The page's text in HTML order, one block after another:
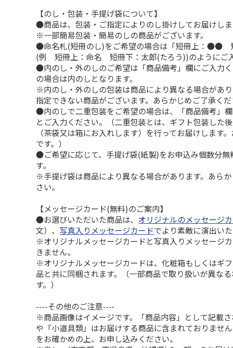
【のし・包装・手提げ袋について】
●商品は、包装・ご指定によりのし掛けしてお届けしま
※一部簡易包装・簡易のしの商品がございます。
●命名札(短冊のし)をご希望の場合は「短冊上：
(例 短冊上：命名 短冊下：太郎(たろう))のようにご入
●内のし・外のしのご希望は「商品備考」欄にご入力
の場合は内のしとなります。
※内のし・外のしの包装は商品により異なる場合があ
指定できない商品がございます。あらかじめご了承くだ
●内のしで二重包装をご希望の場合は、「商品備考」欄
とご入力ください。（二重包装とは、ギフト包装した
（茶袋又は箱にお入れします）を行ってお届けします
です。）
●ご希望に応じて、手提げ袋(紙製)をお申込み個数分無
す。
※手提げ袋は商品により異なる場合があります。あら
さい。
【メッセージカード(無料)のご案内】
●お選びいただいた商品は、 オリジナルのメッセージ
文）、写真入りメッセージカードでより素敵に演出いた
※オリジナルメッセージカードと写真入りメッセージ
きません。
※オリジナルメッセージカードは、化粧箱もしくはギ
品と共に同梱されます。（一部商品で取り扱いが異な
す。）
----その他のご注意----
※商品画像はイメージです。「商品内容」として記載
や「小道具類」はお届けする商品に含まれておりませ
をお確かめの上、お申し込みください。